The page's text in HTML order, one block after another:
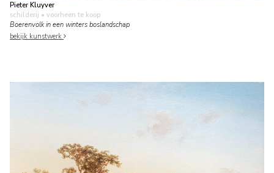
Pieter Kluyver
schilderij • voorheen te koop
Boerenvolk in een winters boslandschap
bekijk kunstwerk